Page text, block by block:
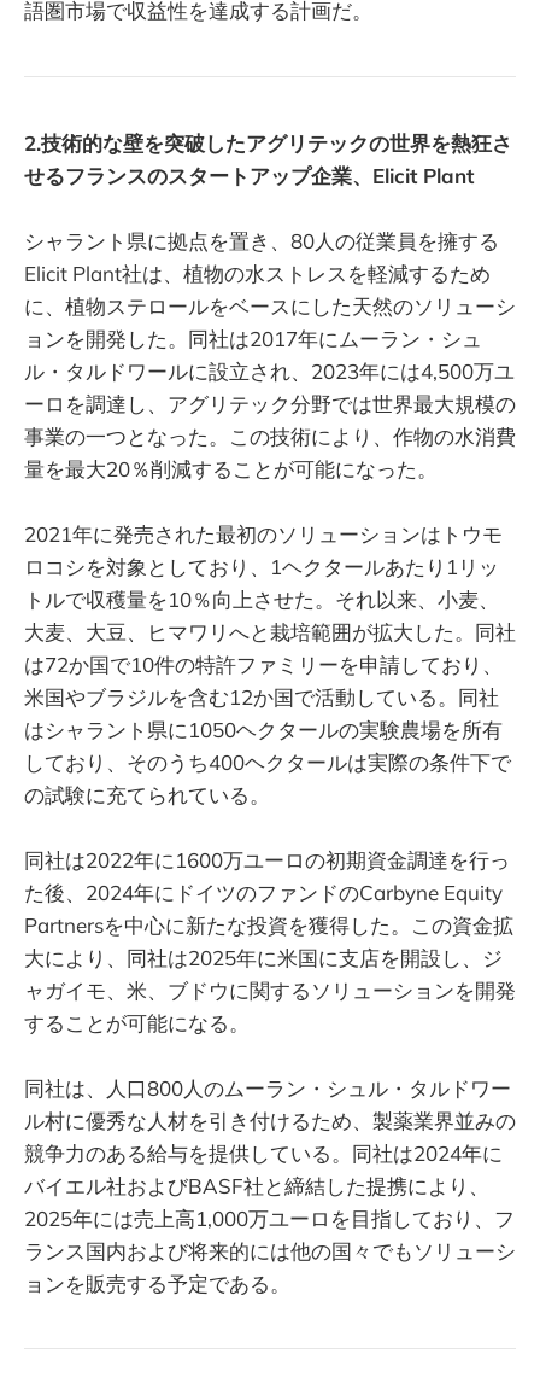
語圏市場で収益性を達成する計画だ。
2.技術的な壁を突破したアグリテックの世界を熱狂さ
せるフランスのスタートアップ企業、Elicit Plant
シャラント県に拠点を置き、80人の従業員を擁する
Elicit Plant社は、植物の水ストレスを軽減するため
に、植物ステロールをベースにした天然のソリューシ
ョンを開発した。同社は2017年にムーラン・シュ
ル・タルドワールに設立され、2023年には4,500万ユ
ーロを調達し、アグリテック分野では世界最大規模の
事業の一つとなった。この技術により、作物の水消費
量を最大20％削減することが可能になった。
2021年に発売された最初のソリューションはトウモ
ロコシを対象としており、1ヘクタールあたり1リッ
トルで収穫量を10％向上させた。それ以来、小麦、
大麦、大豆、ヒマワリへと栽培範囲が拡大した。同社
は72か国で10件の特許ファミリーを申請しており、
米国やブラジルを含む12か国で活動している。同社
はシャラント県に1050ヘクタールの実験農場を所有
しており、そのうち400ヘクタールは実際の条件下で
の試験に充てられている。
同社は2022年に1600万ユーロの初期資金調達を行っ
た後、2024年にドイツのファンドのCarbyne Equity
Partnersを中心に新たな投資を獲得した。この資金拡
大により、同社は2025年に米国に支店を開設し、ジ
ャガイモ、米、ブドウに関するソリューションを開発
することが可能になる。
同社は、人口800人のムーラン・シュル・タルドワー
ル村に優秀な人材を引き付けるため、製薬業界並みの
競争力のある給与を提供している。同社は2024年に
バイエル社およびBASF社と締結した提携により、
2025年には売上高1,000万ユーロを目指しており、フ
ランス国内および将来的には他の国々でもソリューシ
ョンを販売する予定である。